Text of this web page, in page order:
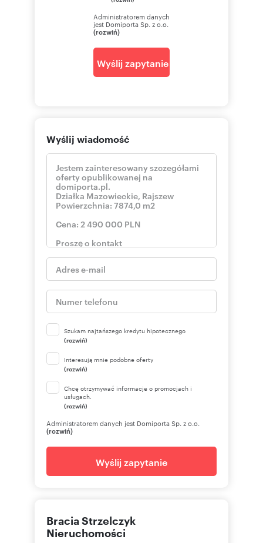
Numer oferty: 315/9046/OGS
Administratorem danych
jest Domiporta Sp. z o.o.
(rozwiń)
Wyślij zapytanie
Wyślij wiadomość
Szukam najtańszego kredytu hipotecznego
(rozwiń)
Interesują mnie podobne oferty
(rozwiń)
Chcę otrzymywać informacje o promocjach i
usługach.
(rozwiń)
Administratorem danych jest Domiporta Sp. z o.o.
(rozwiń)
Wyślij zapytanie
Bracia Strzelczyk
Nieruchomości